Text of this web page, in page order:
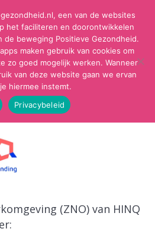
(ZNO) van HINQ
een van de websites
het faciliteren en doorontwikkelen
de beweging Positieve Gezondheid.
maken gebruik van cookies om
zo goed mogelijk werken. Wanneer
van deze website gaan we ervan
hiermee instemt.
Privacybeleid